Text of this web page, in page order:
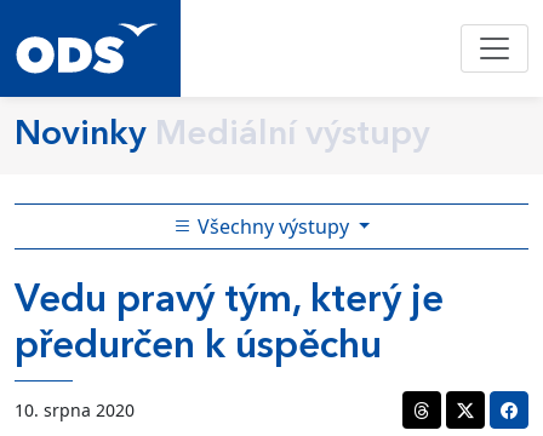
Novinky Mediální výstupy
Všechny výstupy
Vedu pravý tým, který je
předurčen k úspěchu
10. srpna 2020